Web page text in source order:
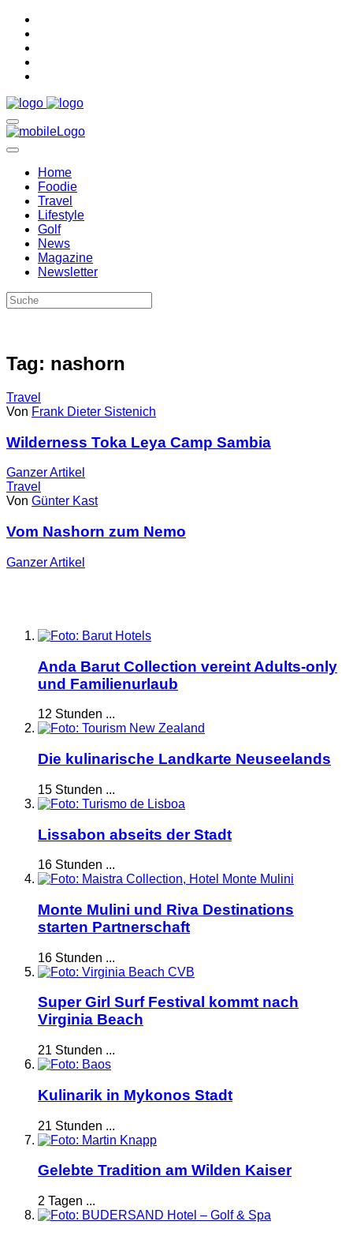
Home
Foodie
Travel
Lifestyle
Golf
News
Magazine
Newsletter
Tag: nashorn
Travel
Von Frank Dieter Sistenich
Wilderness Toka Leya Camp Sambia
GanzerArtikel
Travel
Von Günter Kast
Vom Nashorn zum Nemo
GanzerArtikel
Anda Barut Collection vereint Adults-only
und Familienurlaub
12 Stunden ...
Die kulinarische Landkarte Neuseelands
15 Stunden ...
Lissabon abseits der Stadt
16 Stunden ...
Monte Mulini und Riva Destinations
starten Partnerschaft
16 Stunden ...
Super Girl Surf Festival kommt nach
Virginia Beach
21 Stunden ...
Kulinarik in Mykonos Stadt
21 Stunden ...
Gelebte Tradition am Wilden Kaiser
2 Tagen ...